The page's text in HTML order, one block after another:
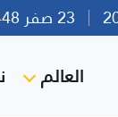
العالم